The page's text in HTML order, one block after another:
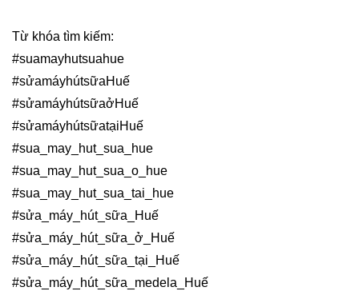
Từ khóa tìm kiếm:
#suamayhutsuahue
#sửamáyhútsữaHuế
#sửamáyhútsữaởHuế
#sửamáyhútsữatạiHuế
#sua_may_hut_sua_hue
#sua_may_hut_sua_o_hue
#sua_may_hut_sua_tai_hue
#sửa_máy_hút_sữa_Huế
#sửa_máy_hút_sữa_ở_Huế
#sửa_máy_hút_sữa_tại_Huế
#sửa_máy_hút_sữa_medela_Huế